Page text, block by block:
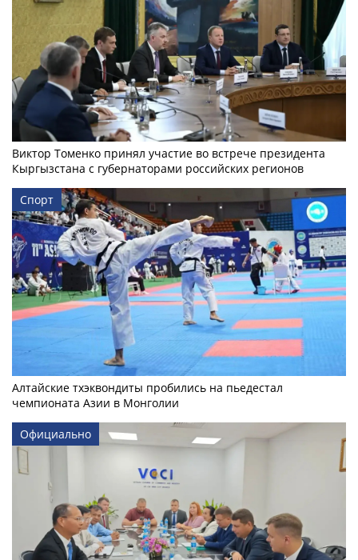
Виктор Томенко принял участие во встрече президента
Кыргызстана с губернаторами российских регионов
Спорт
Алтайские тхэквондиты пробились на пьедестал
чемпионата Азии в Монголии
Официально